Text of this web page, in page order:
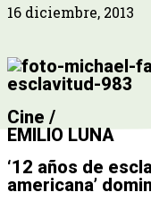
16 diciembre, 2013
Cine /
EMILIO LUNA
‘12 años de
americana’